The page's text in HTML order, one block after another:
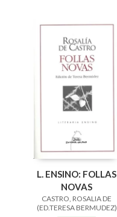
L. ENSINO: FOLLAS
NOVAS
CASTRO, ROSALIA DE
(ED.TERESA BERMUDEZ)